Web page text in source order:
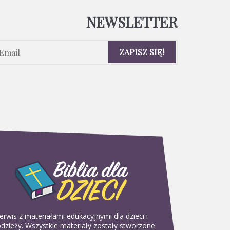
NEWSLETTER
z materiałami edukacyjnymi dla dzieci i
Wszystkie materiały zostały stworzone